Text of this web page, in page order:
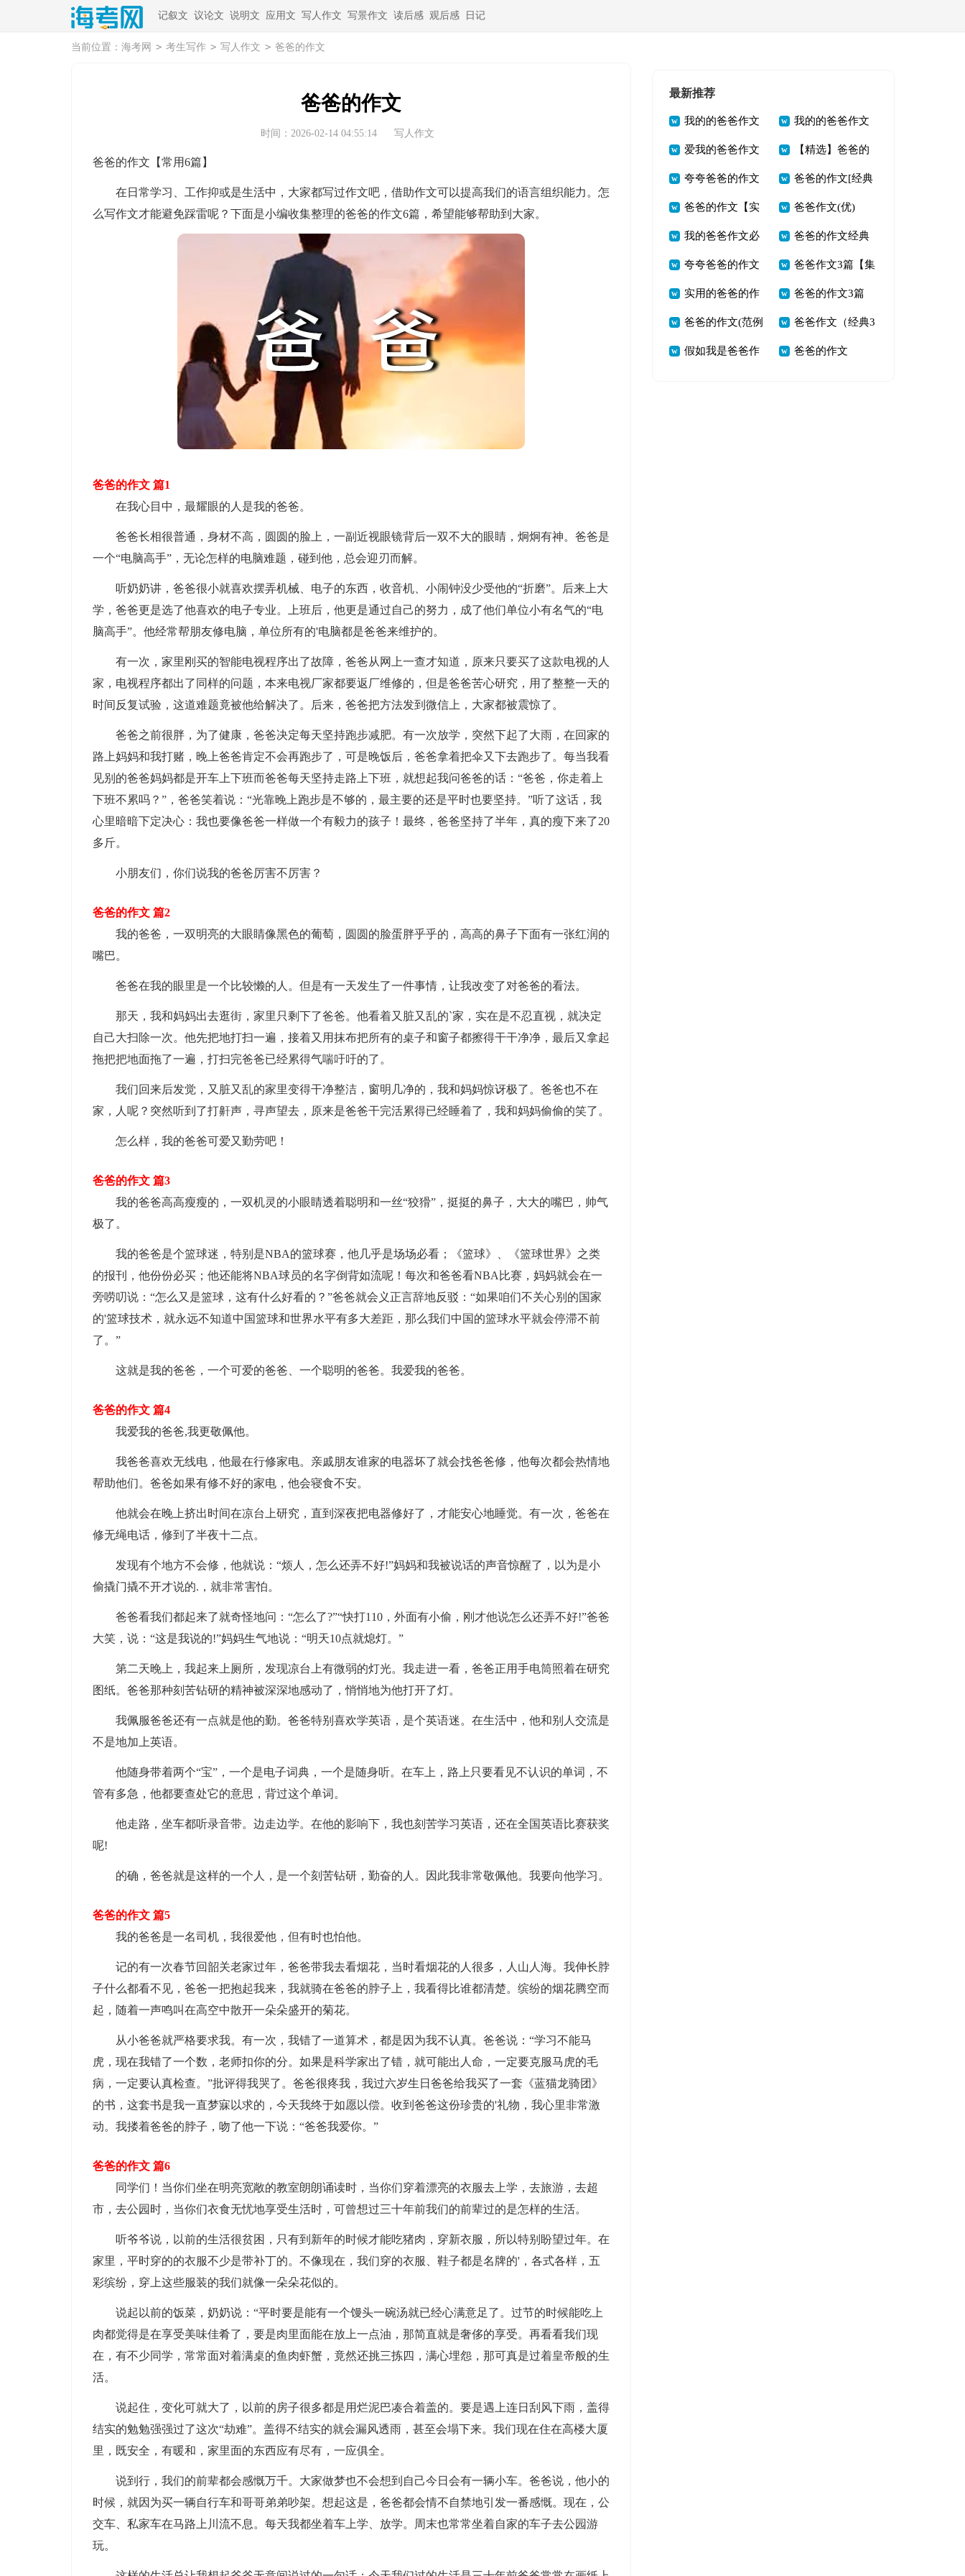
记叙文 议论文 说明文 应用文 写人作文 写景作文 读后感 观后感 日记
当前位置： 海考网 > 考生写作 > 写人作文 > 爸爸的作文
爸爸的作文
时间：2026-02-14 04:55:14 写人作文
爸爸的作文【常用6篇】
在日常学习、工作抑或是生活中，大家都写过作文吧，借助作文可以提高我们的语言组织能力。怎
么写作文才能避免踩雷呢？下面是小编收集整理的爸爸的作文6篇，希望能够帮助到大家。
爸爸的作文 篇1
在我心目中，最耀眼的人是我的爸爸。
爸爸长相很普通，身材不高，圆圆的脸上，一副近视眼镜背后一双不大的眼睛，炯炯有神。爸爸是
一个“电脑高手”，无论怎样的电脑难题，碰到他，总会迎刃而解。
听奶奶讲，爸爸很小就喜欢摆弄机械、电子的东西，收音机、小闹钟没少受他的“折磨”。后来上大
学，爸爸更是选了他喜欢的电子专业。上班后，他更是通过自己的努力，成了他们单位小有名气的“电
脑高手”。他经常帮朋友修电脑，单位所有的'电脑都是爸爸来维护的。
有一次，家里刚买的智能电视程序出了故障，爸爸从网上一查才知道，原来只要买了这款电视的人
家，电视程序都出了同样的问题，本来电视厂家都要返厂维修的，但是爸爸苦心研究，用了整整一天的
时间反复试验，这道难题竟被他给解决了。后来，爸爸把方法发到微信上，大家都被震惊了。
爸爸之前很胖，为了健康，爸爸决定每天坚持跑步减肥。有一次放学，突然下起了大雨，在回家的
路上妈妈和我打赌，晚上爸爸肯定不会再跑步了，可是晚饭后，爸爸拿着把伞又下去跑步了。每当我看
见别的爸爸妈妈都是开车上下班而爸爸每天坚持走路上下班，就想起我问爸爸的话：“爸爸，你走着上
下班不累吗？”，爸爸笑着说：“光靠晚上跑步是不够的，最主要的还是平时也要坚持。”听了这话，我
心里暗暗下定决心：我也要像爸爸一样做一个有毅力的孩子！最终，爸爸坚持了半年，真的瘦下来了20
多斤。
小朋友们，你们说我的爸爸厉害不厉害？
爸爸的作文 篇2
我的爸爸，一双明亮的大眼睛像黑色的葡萄，圆圆的脸蛋胖乎乎的，高高的鼻子下面有一张红润的
嘴巴。
爸爸在我的眼里是一个比较懒的人。但是有一天发生了一件事情，让我改变了对爸爸的看法。
那天，我和妈妈出去逛街，家里只剩下了爸爸。他看着又脏又乱的`家，实在是不忍直视，就决定
自己大扫除一次。他先把地打扫一遍，接着又用抹布把所有的桌子和窗子都擦得干干净净，最后又拿起
拖把把地面拖了一遍，打扫完爸爸已经累得气喘吁吁的了。
我们回来后发觉，又脏又乱的家里变得干净整洁，窗明几净的，我和妈妈惊讶极了。爸爸也不在
家，人呢？突然听到了打鼾声，寻声望去，原来是爸爸干完活累得已经睡着了，我和妈妈偷偷的笑了。
怎么样，我的爸爸可爱又勤劳吧！
爸爸的作文 篇3
我的爸爸高高瘦瘦的，一双机灵的小眼睛透着聪明和一丝“狡猾”，挺挺的鼻子，大大的嘴巴，帅气
极了。
我的爸爸是个篮球迷，特别是NBA的篮球赛，他几乎是场场必看；《篮球》、《篮球世界》之类
的报刊，他份份必买；他还能将NBA球员的名字倒背如流呢！每次和爸爸看NBA比赛，妈妈就会在一
旁唠叨说：“怎么又是篮球，这有什么好看的？”爸爸就会义正言辞地反驳：“如果咱们不关心别的国家
的'篮球技术，就永远不知道中国篮球和世界水平有多大差距，那么我们中国的篮球水平就会停滞不前
了。”
这就是我的爸爸，一个可爱的爸爸、一个聪明的爸爸。我爱我的爸爸。
爸爸的作文 篇4
我爱我的爸爸,我更敬佩他。
我爸爸喜欢无线电，他最在行修家电。亲戚朋友谁家的电器坏了就会找爸爸修，他每次都会热情地
帮助他们。爸爸如果有修不好的家电，他会寝食不安。
他就会在晚上挤出时间在凉台上研究，直到深夜把电器修好了，才能安心地睡觉。有一次，爸爸在
修无绳电话，修到了半夜十二点。
发现有个地方不会修，他就说：“烦人，怎么还弄不好!”妈妈和我被说话的声音惊醒了，以为是小
偷撬门撬不开才说的.，就非常害怕。
爸爸看我们都起来了就奇怪地问：“怎么了?”“快打110，外面有小偷，刚才他说怎么还弄不好!”爸爸
大笑，说：“这是我说的!”妈妈生气地说：“明天10点就熄灯。”
第二天晚上，我起来上厕所，发现凉台上有微弱的灯光。我走进一看，爸爸正用手电筒照着在研究
图纸。爸爸那种刻苦钻研的精神被深深地感动了，悄悄地为他打开了灯。
我佩服爸爸还有一点就是他的勤。爸爸特别喜欢学英语，是个英语迷。在生活中，他和别人交流是
不是地加上英语。
他随身带着两个“宝”，一个是电子词典，一个是随身听。在车上，路上只要看见不认识的单词，不
管有多急，他都要查处它的意思，背过这个单词。
他走路，坐车都听录音带。边走边学。在他的影响下，我也刻苦学习英语，还在全国英语比赛获奖
呢!
的确，爸爸就是这样的一个人，是一个刻苦钻研，勤奋的人。因此我非常敬佩他。我要向他学习。
爸爸的作文 篇5
我的爸爸是一名司机，我很爱他，但有时也怕他。
记的有一次春节回韶关老家过年，爸爸带我去看烟花，当时看烟花的人很多，人山人海。我伸长脖
子什么都看不见，爸爸一把抱起我来，我就骑在爸爸的脖子上，我看得比谁都清楚。缤纷的烟花腾空而
起，随着一声鸣叫在高空中散开一朵朵盛开的菊花。
从小爸爸就严格要求我。有一次，我错了一道算术，都是因为我不认真。爸爸说：“学习不能马
虎，现在我错了一个数，老师扣你的分。如果是科学家出了错，就可能出人命，一定要克服马虎的毛
病，一定要认真检查。”批评得我哭了。爸爸很疼我，我过六岁生日爸爸给我买了一套《蓝猫龙骑团》
的书，这套书是我一直梦寐以求的，今天我终于如愿以偿。收到爸爸这份珍贵的'礼物，我心里非常激
动。我搂着爸爸的脖子，吻了他一下说：“爸爸我爱你。”
爸爸的作文 篇6
同学们！当你们坐在明亮宽敞的教室朗朗诵读时，当你们穿着漂亮的衣服去上学，去旅游，去超
市，去公园时，当你们衣食无忧地享受生活时，可曾想过三十年前我们的前辈过的是怎样的生活。
听爷爷说，以前的生活很贫困，只有到新年的时候才能吃猪肉，穿新衣服，所以特别盼望过年。在
家里，平时穿的的衣服不少是带补丁的。不像现在，我们穿的衣服、鞋子都是名牌的'，各式各样，五
彩缤纷，穿上这些服装的我们就像一朵朵花似的。
说起以前的饭菜，奶奶说：“平时要是能有一个馒头一碗汤就已经心满意足了。过节的时候能吃上
肉都觉得是在享受美味佳肴了，要是肉里面能在放上一点油，那简直就是奢侈的享受。再看看我们现
在，有不少同学，常常面对着满桌的鱼肉虾蟹，竟然还挑三拣四，满心埋怨，那可真是过着皇帝般的生
活。
说起住，变化可就大了，以前的房子很多都是用烂泥巴凑合着盖的。要是遇上连日刮风下雨，盖得
结实的勉勉强强过了这次“劫难”。盖得不结实的就会漏风透雨，甚至会塌下来。我们现在住在高楼大厦
里，既安全，有暖和，家里面的东西应有尽有，一应俱全。
说到行，我们的前辈都会感慨万千。大家做梦也不会想到自己今日会有一辆小车。爸爸说，他小的
时候，就因为买一辆自行车和哥哥弟弟吵架。想起这是，爸爸都会情不自禁地引发一番感慨。现在，公
交车、私家车在马路上川流不息。每天我都坐着车上学、放学。周末也常常坐着自家的车子去公园游
玩。
最新推荐
我的的爸爸作文
必备[4篇]
我的的爸爸作文
合集（3篇）
爱我的爸爸作文
（推荐）
【精选】爸爸的
作文3篇
夸夸爸爸的作文
通用(4篇)
爸爸的作文[经典
4篇]
爸爸的作文【实
用4篇】
爸爸作文(优)
我的爸爸作文必
备【4篇】
爸爸的作文经典
(4篇)
夸夸爸爸的作文
常用4篇
爸爸作文3篇【集
合】
实用的爸爸的作
文3篇[优]
爸爸的作文3篇
爸爸的作文(范例
4篇)
爸爸作文（经典3
篇）
假如我是爸爸作 爸爸的作文